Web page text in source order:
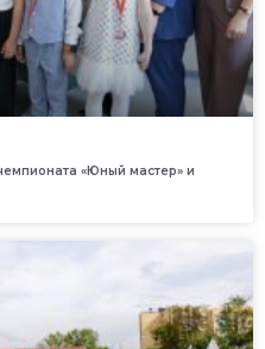
«Юный мастер» и